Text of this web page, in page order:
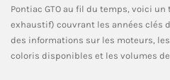
Pontiac GTO au fil du temps, voici
exhaustif) couvrant les années clés
des informations sur les moteurs,
coloris disponibles et les volumes